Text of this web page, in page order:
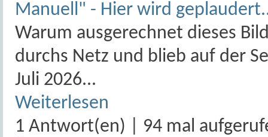
Manuell" - Hier wird
Warum ausgerechnet dieses
durchs Netz und blieb auf der
Juli 2026...
Weiterlesen
1 Antwort(en) | 94 mal